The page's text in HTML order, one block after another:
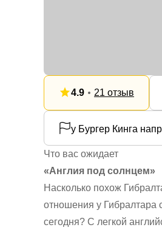
4.9 21 отзыв
у Бургер Кинга
Что вас ожидает
«Англия под солнцем»
Насколько похож
отношения у Гибралтара
сегодня? С легкой